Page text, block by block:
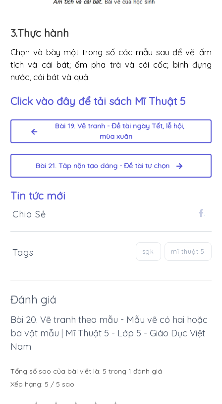
3.Thực hành
Chọn và bày một trong số các mẫu sau để vẽ: ấm
tích và cái bát; ấm pha trà và cái cốc; bình đựng
nước, cái bát và quả.
Click vào đây để tải sách Mĩ Thuật 5
Bài 19. Vẽ tranh - Đề tài ngày Tết, lễ hội,
mùa xuân
Bài 21. Tâp nặn tạo dáng - Đề tài tự chọn
Tin tức mới
Chia Sẻ .
Tags sgk mĩ thuật 5
Đánh giá
Bài 20. Vẽ tranh theo mẫu - Mẫu vẽ có hai hoặc
ba vật mẫu | Mĩ Thuật 5 - Lớp 5 - Giáo Dục Việt
Nam
Tổng số sao của bài viết là: 5 trong 1 đánh giá
Xếp hạng: 5 / 5 sao